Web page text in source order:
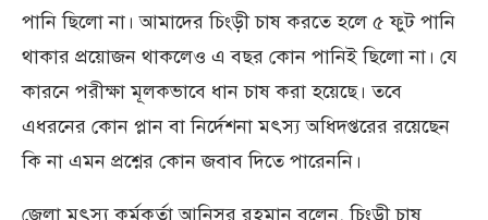
পানি ছিলো না। আমাদের চিংড়ী চাষ করতে হলে ৫ ফুট পানি
থাকার প্রয়োজন থাকলেও এ বছর কোন পানিই ছিলো না। যে
কারনে পরীক্ষা মূলকভাবে ধান চাষ করা হয়েছে। তবে
এধরনের কোন প্লান বা নির্দেশনা মৎস্য অধিদপ্তরের রয়েছেন
কি না এমন প্রশ্নের কোন জবাব দিতে পারেননি।
জেলা মৎস্য কর্মকর্তা আনিসুর রহমান বলেন, চিংড়ী চাষ